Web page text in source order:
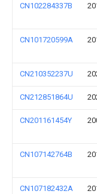
CN102284337B
CN101720599A
CN210352237U
CN212851864U
CN201161454Y
CN107142764B
CN107182432A